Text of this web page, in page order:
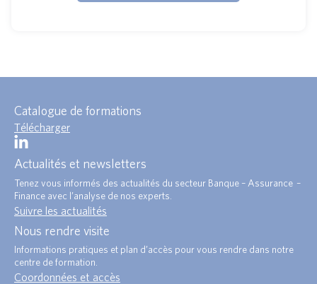
Catalogue de formations
Télécharger
Actualités et newsletters
Tenez vous informés des actualités du secteur Banque – Assurance –
Finance avec l’analyse de nos experts.
Suivre les actualités
Nous rendre visite
Informations pratiques et plan d’accès pour vous rendre dans notre
centre de formation.
Coordonnées et accès